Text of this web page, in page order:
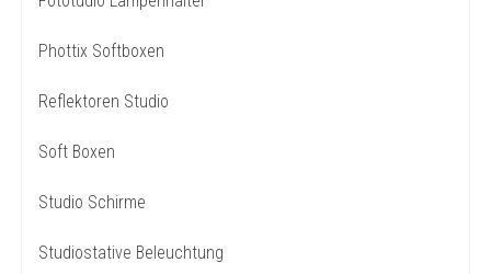
Phottix Softboxen
Reflektoren Studio
Soft Boxen
Studio Schirme
Studiostative Beleuchtung